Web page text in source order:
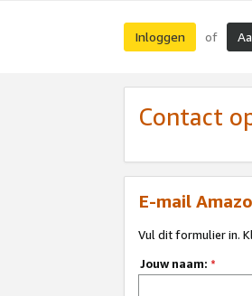
Inloggen of
Contact
E-mail
Vul dit formulier in.
Jouw naam: *